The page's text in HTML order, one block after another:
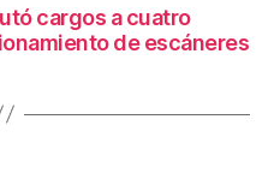
cargos a cuatro
de escáneres